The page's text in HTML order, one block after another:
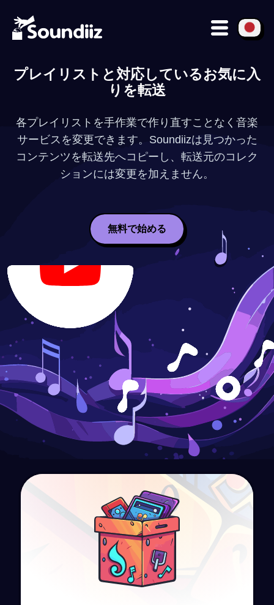
プレイリストと対応しているお気に入
りを転送
各プレイリストを手作業で作り直すことなく音楽
サービスを変更できます。Soundiizは見つかった
コンテンツを転送先へコピーし、転送元のコレク
ションには変更を加えません。
無料で始める